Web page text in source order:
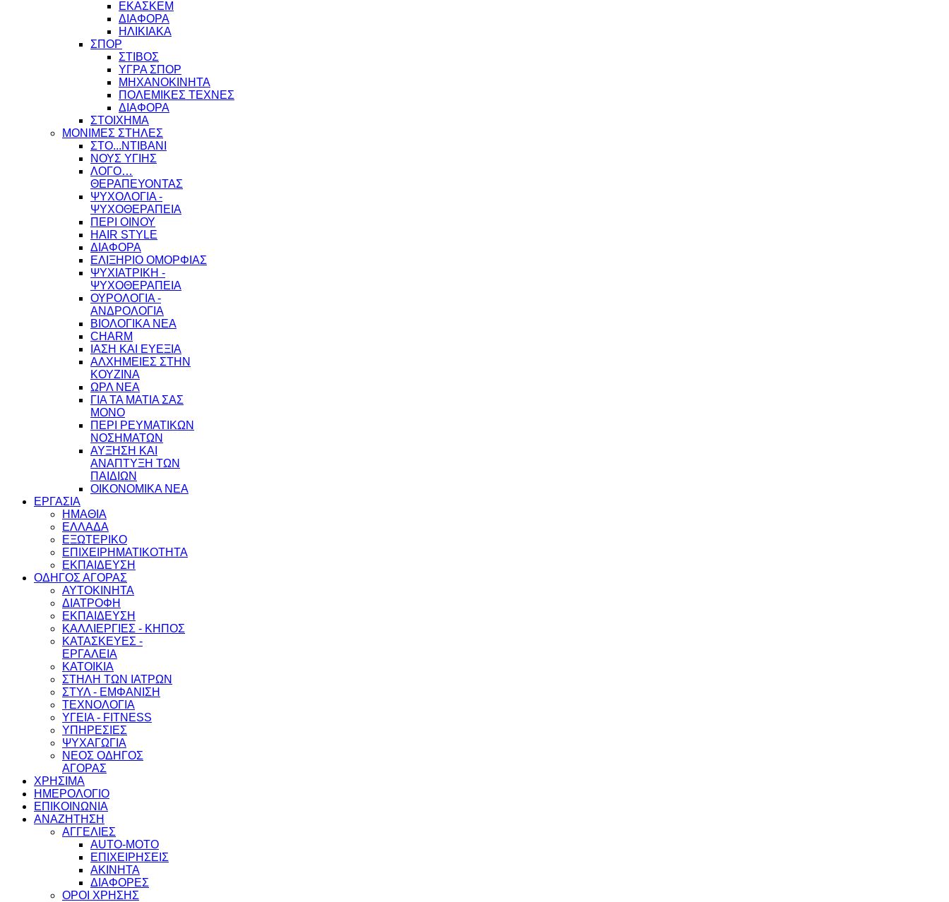
ΕΚΑΣΚΕΜ
ΔΙΑΦΟΡΑ
ΗΛΙΚΙΑΚΑ
ΣΠΟΡ
ΣΤΙΒΟΣ
ΥΓΡΑ ΣΠΟΡ
ΜΗΧΑΝΟΚΙΝΗΤΑ
ΠΟΛΕΜΙΚΕΣ ΤΕΧΝΕΣ
ΔΙΑΦΟΡΑ
ΣΤΟΙΧΗΜΑ
ΜΟΝΙΜΕΣ ΣΤΗΛΕΣ
ΣΤΟ...ΝΤΙΒΑΝΙ
ΝΟΥΣ ΥΓΙΗΣ
ΛΟΓΟ…
ΘΕΡΑΠΕΥΟΝΤΑΣ
ΨΥΧΟΛΟΓΙΑ -
ΨΥΧΟΘΕΡΑΠΕΙΑ
ΠΕΡΙ ΟΙΝΟΥ
HAIR STYLE
ΔΙΑΦΟΡΑ
ΕΛΙΞΗΡΙΟ ΟΜΟΡΦΙΑΣ
ΨΥΧΙΑΤΡΙΚΗ -
ΨΥΧΟΘΕΡΑΠΕΙΑ
ΟΥΡΟΛΟΓΙΑ -
ΑΝΔΡΟΛΟΓΙΑ
ΒΙΟΛΟΓΙΚΑ ΝΕΑ
CHARM
ΙΑΣΗ ΚΑΙ ΕΥΕΞΙΑ
ΑΛΧΗΜΕΙΕΣ ΣΤΗΝ
ΚΟΥΖΙΝΑ
ΩΡΛ ΝEA
ΓΙΑ ΤΑ ΜΑΤΙΑ ΣΑΣ
ΜΟΝΟ
ΠΕΡΙ ΡΕΥΜΑΤΙΚΩΝ
ΝΟΣΗΜΑΤΩΝ
ΑΥΞΗΣΗ ΚΑΙ
ΑΝΑΠΤΥΞΗ ΤΩΝ
ΠΑΙΔΙΩΝ
ΟΙΚΟΝΟΜΙΚΑ ΝΕΑ
ΕΡΓΑΣΙΑ
ΗΜΑΘΙΑ
ΕΛΛΑΔΑ
ΕΞΩΤΕΡΙΚΟ
ΕΠΙΧΕΙΡΗΜΑΤΙΚΟΤΗΤΑ
ΕΚΠΑΙΔΕΥΣΗ
ΟΔΗΓΟΣ ΑΓΟΡΑΣ
ΑΥΤΟΚΙΝΗΤΑ
ΔΙΑΤΡΟΦΗ
ΕΚΠΑΙΔΕΥΣΗ
ΚΑΛΛΙΕΡΓΙΕΣ - ΚΗΠΟΣ
ΚΑΤΑΣΚΕΥΕΣ -
ΕΡΓΑΛΕΙΑ
ΚΑΤΟΙΚΙΑ
ΣΤΗΛΗ ΤΩΝ ΙΑΤΡΩΝ
ΣΤΥΛ - ΕΜΦΑΝΙΣΗ
ΤΕΧΝΟΛΟΓΙΑ
ΥΓΕΙΑ - FITNESS
ΥΠΗΡΕΣΙΕΣ
ΨΥΧΑΓΩΓΙΑ
ΝΕΟΣ ΟΔΗΓΟΣ
ΑΓΟΡΑΣ
ΧΡΗΣΙΜΑ
ΗΜΕΡΟΛΟΓΙΟ
ΕΠΙΚΟΙΝΩΝΙΑ
ΑΝΑΖΗΤΗΣΗ
ΑΓΓΕΛΙΕΣ
AUTO-MOTO
ΕΠΙΧΕΙΡΗΣΕΙΣ
ΑΚΙΝΗΤΑ
ΔΙΑΦΟΡΕΣ
ΟΡΟΙ ΧΡΗΣΗΣ